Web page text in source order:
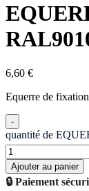
6,60 €
Equerre de
quantité de
Ajouter au panier
🔒 Paiement